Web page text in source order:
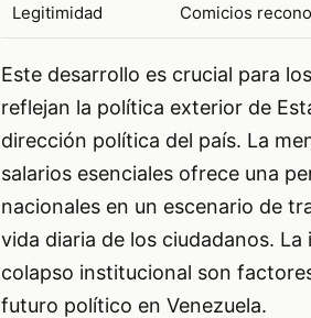
Legitimidad Comicios
Este desarrollo es crucial para
reflejan la política exterior de
dirección política del país. La
salarios esenciales ofrece una
nacionales en un escenario de
vida diaria de los ciudadanos.
colapso institucional son
futuro político en Venezuela.